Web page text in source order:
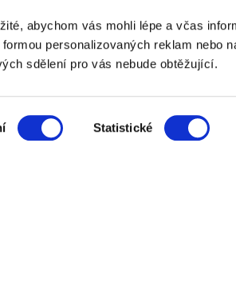
abychom vás mohli lépe a včas
personalizovaných reklam nebo
sdělení pro vás nebude obtěžující.
Statistické
bankovním převodem